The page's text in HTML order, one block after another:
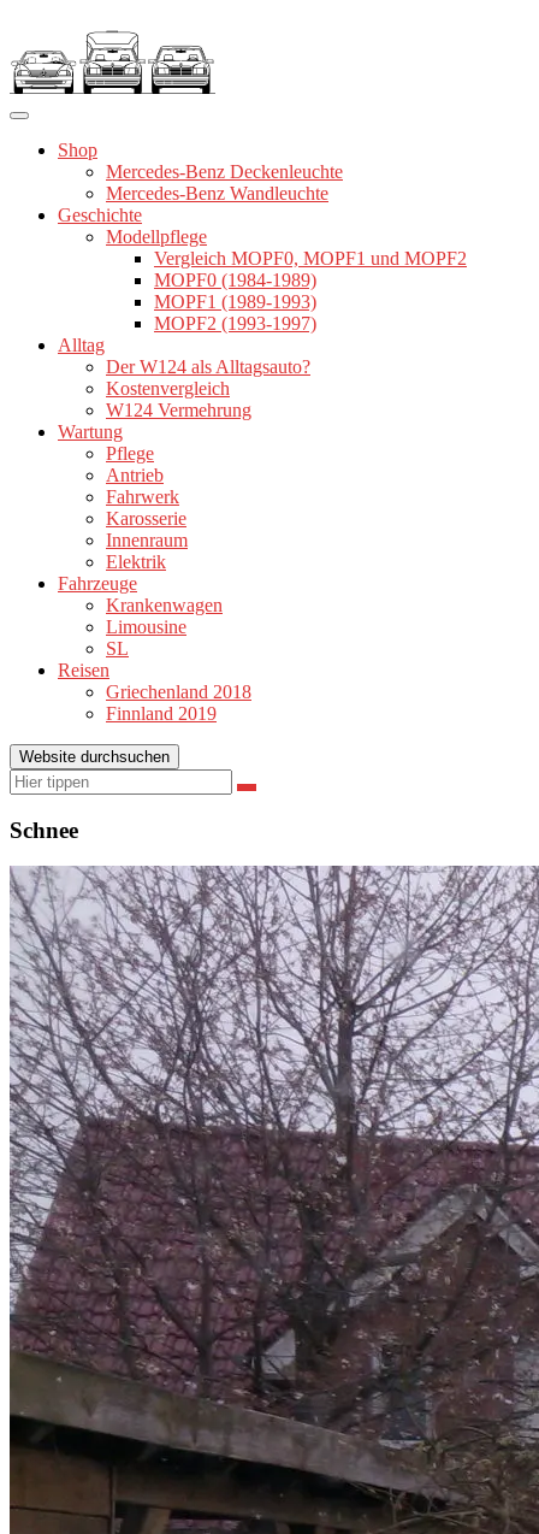
springen
Shop
Mercedes-Benz Deckenleuchte
Mercedes-Benz Wandleuchte
Geschichte
Modellpflege
Vergleich MOPF0, MOPF1 und MOPF2
MOPF0 (1984-1989)
MOPF1 (1989-1993)
MOPF2 (1993-1997)
Alltag
Der W124 als Alltagsauto?
Kostenvergleich
W124 Vermehrung
Wartung
Pflege
Antrieb
Fahrwerk
Karosserie
Innenraum
Elektrik
Fahrzeuge
Krankenwagen
Limousine
SL
Reisen
Griechenland 2018
Finnland 2019
Website durchsuchen
Suchen
nach:
Suchen
Schnee